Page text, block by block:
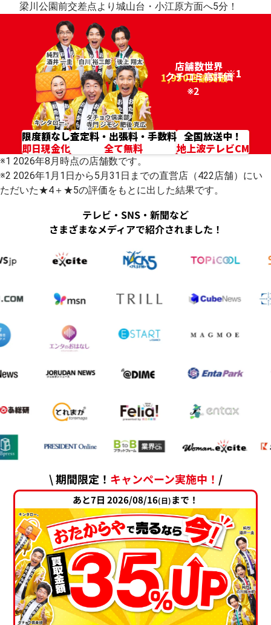
梁川公園前交差点より城山台・小江原方面へ5分！
店舗数世界
1,950店舗突破！
※1
クチコミ高評価
96.2%
※2
限度額なし
即日現金化
査定料・出張料・手数料
全て無料
全国放送中！
地上波テレビCM
※1 2026年8月時点の店舗数です。
※2 2026年1月1日から5月31日までの直営店（422店舗）にい
ただいた★4＋★5の評価をもとに出した結果です。
テレビ・SNS・新聞など
さまざまなメディアで紹介されました！
\ 期間限定！ キャンペーン実施中！ /
あと7日 2026/08/16(日)まで！